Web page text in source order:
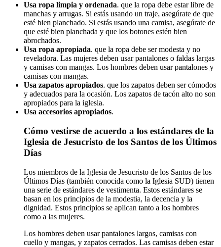
Usa ropa limpia y ordenada. que la ropa debe estar libre de
manchas y arrugas. Si estás usando un traje, asegúrate de que
esté bien planchado. Si estás usando una camisa, asegúrate de
que esté bien planchada y que los botones estén bien
abrochados.
Usa ropa apropiada. que la ropa debe ser modesta y no
reveladora. Las mujeres deben usar pantalones o faldas largas
y camisas con mangas. Los hombres deben usar pantalones y
camisas con mangas.
Usa zapatos apropiados. que los zapatos deben ser cómodos
y adecuados para la ocasión. Los zapatos de tacón alto no son
apropiados para la iglesia.
Usa accesorios apropiados.
Cómo vestirse de acuerdo a los estándares de la
Iglesia de Jesucristo de los Santos de los Últimos
Días
Los miembros de la Iglesia de Jesucristo de los Santos de los
Últimos Días (también conocida como la Iglesia SUD) tienen
una serie de estándares de vestimenta. Estos estándares se
basan en los principios de la modestia, la decencia y la
dignidad. Estos principios se aplican tanto a los hombres
como a las mujeres.
Los hombres deben usar pantalones largos, camisas con
cuello y mangas, y zapatos cerrados. Las camisas deben estar